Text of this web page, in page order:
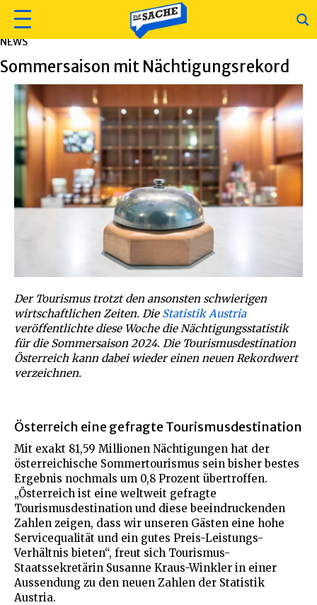
NEWS
Sommersaison mit Nächtigungsrekord
Der Tourismus trotzt den ansonsten schwierigen
wirtschaftlichen Zeiten. Die Statistik Austria
veröffentlichte diese Woche die Nächtigungsstatistik
für die Sommersaison 2024. Die Tourismusdestination
Österreich kann dabei wieder einen neuen Rekordwert
verzeichnen.
Österreich eine gefragte Tourismusdestination
Mit exakt 81,59 Millionen Nächtigungen hat der
österreichische Sommertourismus sein bisher bestes
Ergebnis nochmals um 0,8 Prozent übertroffen.
„Österreich ist eine weltweit gefragte
Tourismusdestination und diese beeindruckenden
Zahlen zeigen, dass wir unseren Gästen eine hohe
Servicequalität und ein gutes Preis-Leistungs-
Verhältnis bieten“, freut sich Tourismus-
Staatssekretärin Susanne Kraus-Winkler in einer
Aussendung zu den neuen Zahlen der Statistik
Austria.